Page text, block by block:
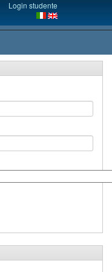
Login studente